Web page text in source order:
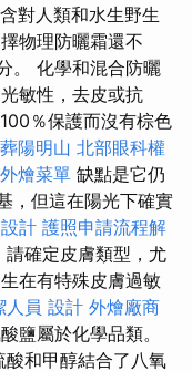
對人類和水生野生
物理防曬霜還不
。 化學和混合防曬
敏性，去皮或抗
％保護而沒有棕色
陽明山 北部眼科權
燴菜單 缺點是它仍
，但這在陽光下確實
計 護照申請流程解
確定皮膚類型，尤
在有特殊皮膚過敏
人員 設計 外燴廠商
鹽屬於化學品類。
和甲醇結合了八氧